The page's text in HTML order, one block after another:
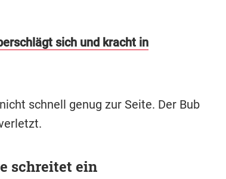
sich und kracht in
schnell genug zur Seite. Der Bub
schreitet ein